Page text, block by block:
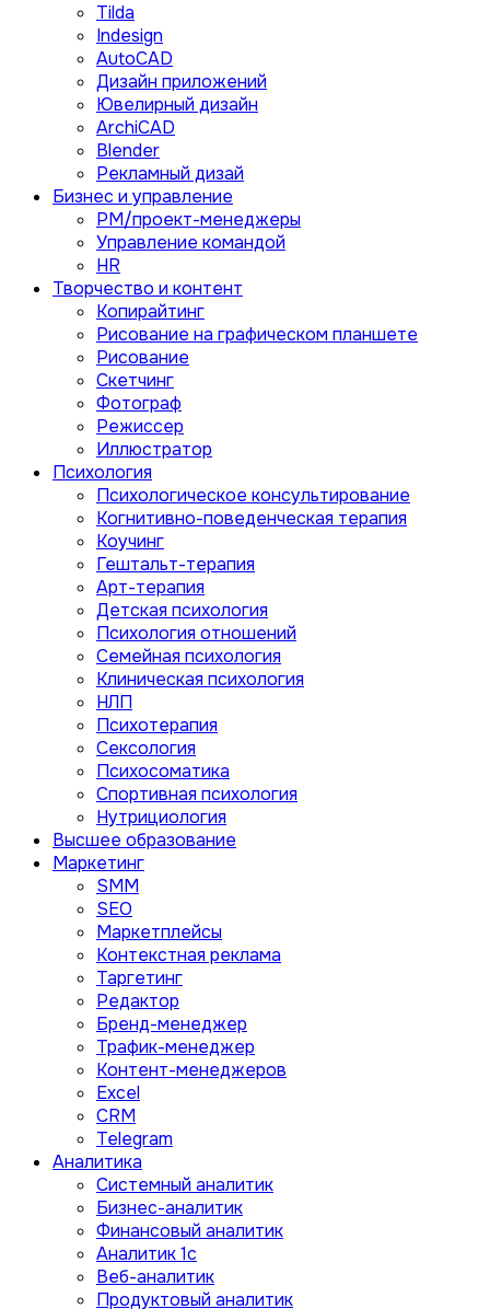
Tilda
Indesign
AutoCAD
Дизайн приложений
Ювелирный дизайн
ArchiCAD
Blender
Рекламный дизай
Бизнес и управление
PM/проект-менеджеры
Управление командой
HR
Творчество и контент
Копирайтинг
Рисование на графическом планшете
Рисование
Скетчинг
Фотограф
Режиссер
Иллюстратор
Психология
Психологическое консультирование
Когнитивно-поведенческая терапия
Коучинг
Гештальт-терапия
Арт-терапия
Детская психология
Психология отношений
Семейная психология
Клиническая психология
НЛП
Психотерапия
Сексология
Психосоматика
Спортивная психология
Нутрициология
Высшее образование
Маркетинг
SMM
SEO
Маркетплейсы
Контекстная реклама
Таргетинг
Редактор
Бренд-менеджер
Трафик-менеджер
Контент-менеджеров
Excel
CRM
Telegram
Аналитика
Системный аналитик
Бизнес-аналитик
Финансовый аналитик
Aналитик 1с
Веб-аналитик
Продуктовый аналитик